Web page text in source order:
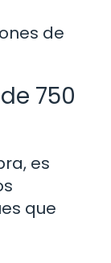
de
750
es
que